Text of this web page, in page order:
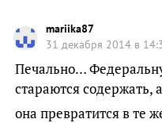
mariika87
31 декабря 2014 в
Печально…
стараются содержать,
она превратится в те